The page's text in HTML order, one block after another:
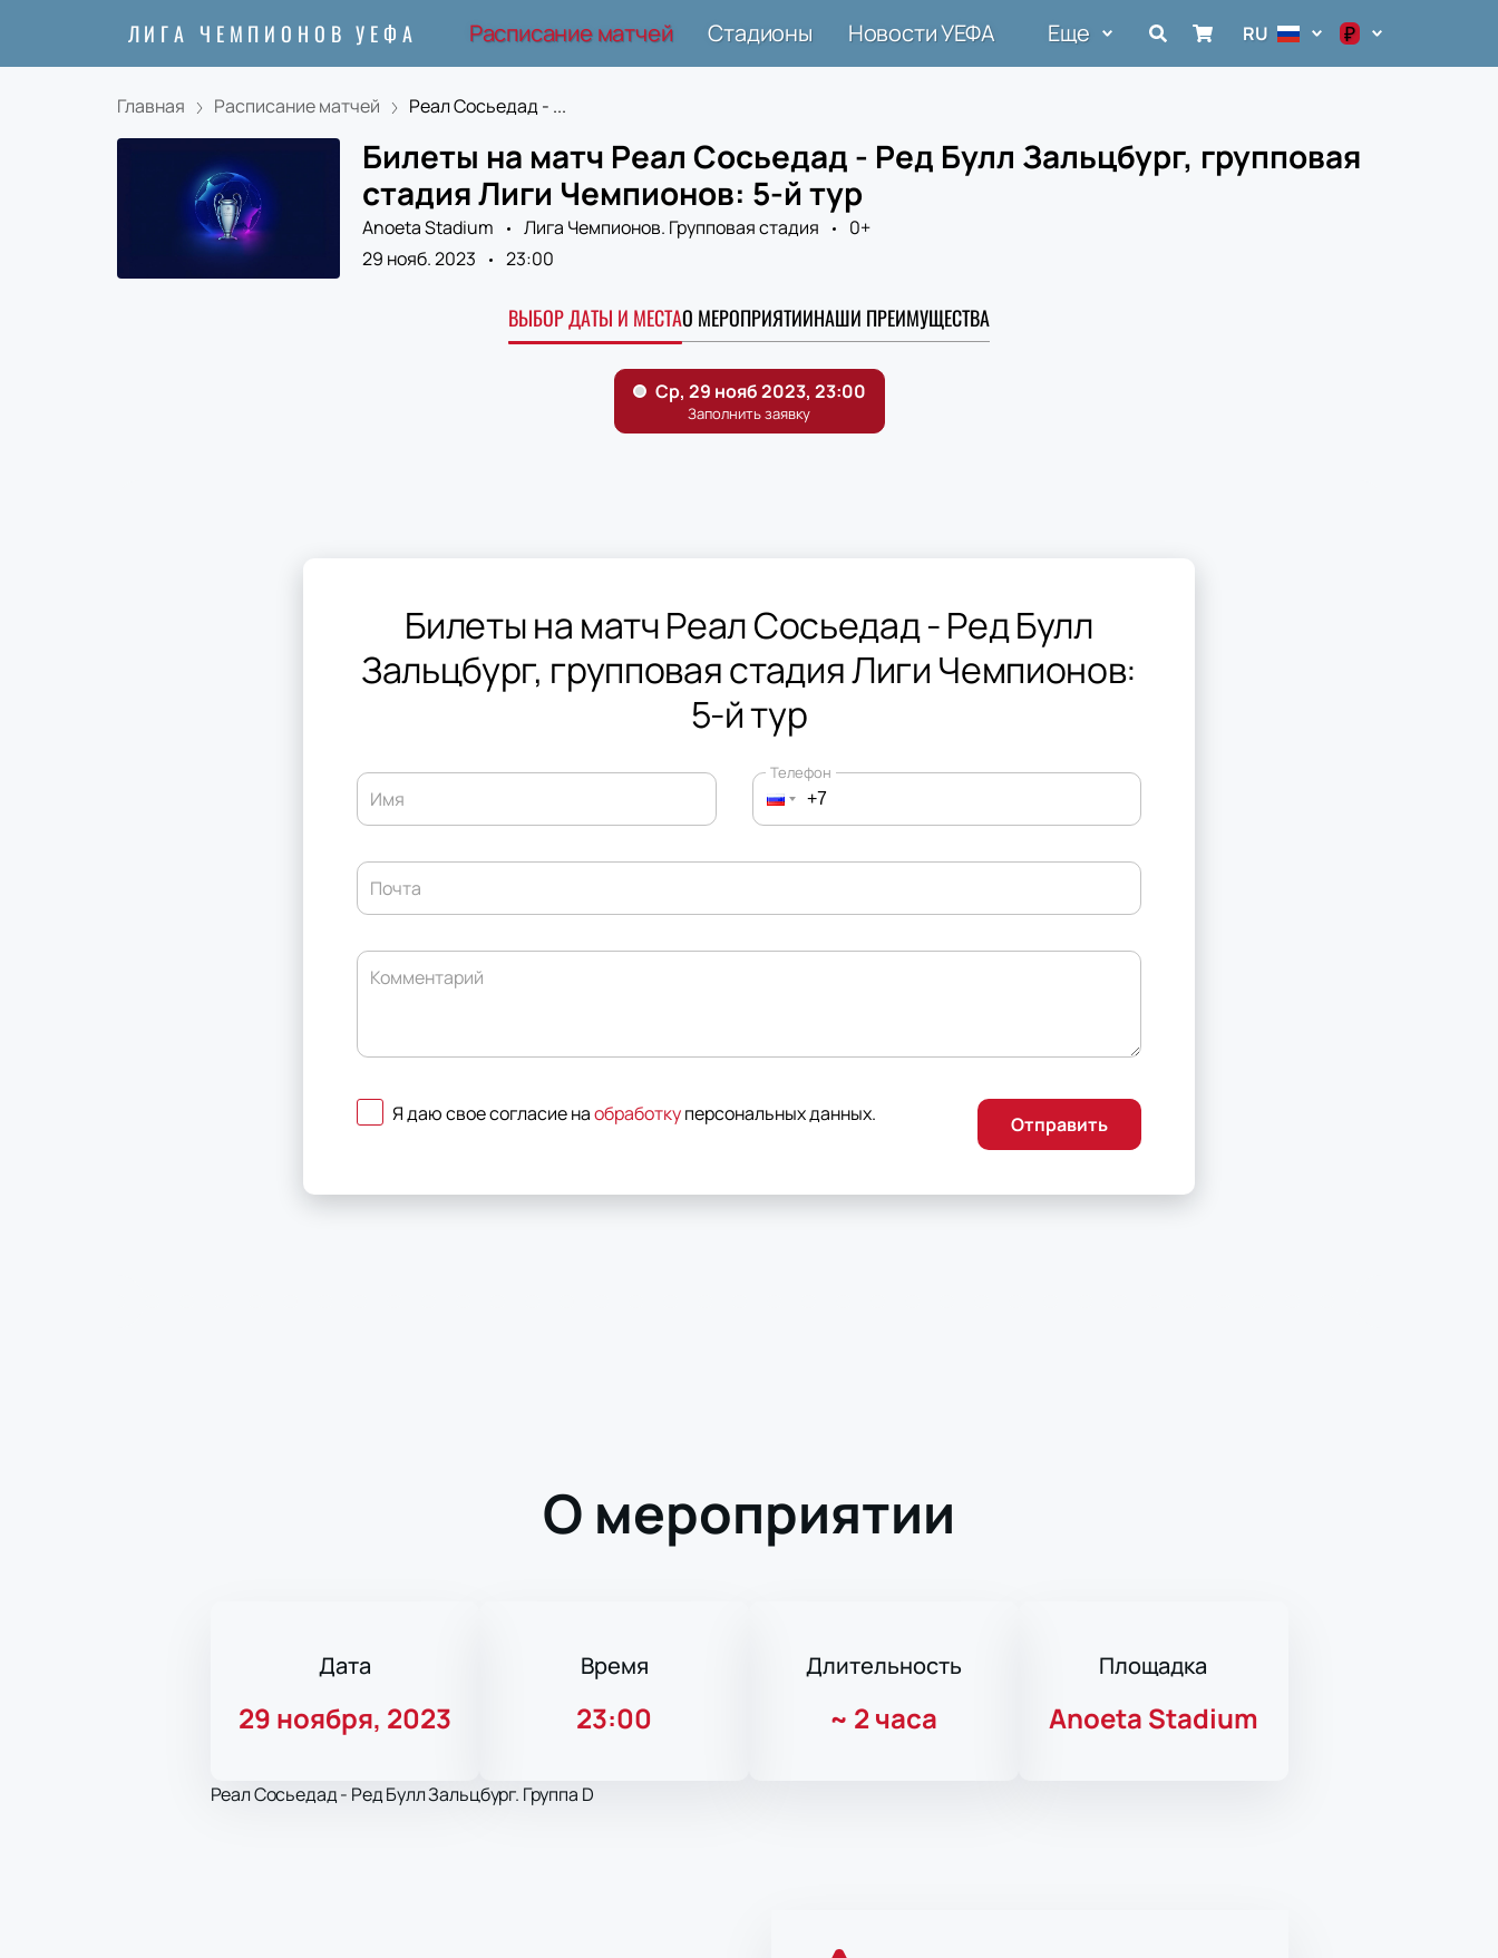
ЛИГА ЧЕМПИОНОВ УЕФА Расписание матчей Стадионы Новости УЕФА Еще RU ₽
Главная Расписание матчей Реал Сосьедад - ...
Билеты на матч Реал Сосьедад - Ред Булл Зальцбург, групповая
стадия Лиги Чемпионов: 5-й тур
Anoeta Stadium Лига Чемпионов. Групповая стадия
0+
29 нояб. 2023
23:00
ВЫБОР ДАТЫ И МЕСТАО МЕРОПРИЯТИИНАШИ ПРЕИМУЩЕСТВА
Билеты на матч Реал Сосьедад - Ред Булл
Зальцбург, групповая стадия Лиги Чемпионов:
5-й тур
Имя
Телефон
Почта
Комментарий
Я даю свое согласие наобработкуперсональных данных. Отправить
О мероприятии
Дата
29 ноября, 2023
Время
23:00
Длительность
~ 2 часа
Площадка
Anoeta Stadium
Реал Сосьедад - Ред Булл Зальцбург. Группа D